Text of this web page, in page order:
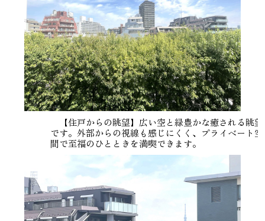
【住戸からの眺望】広い空と緑豊かな癒される眺望
です。外部からの視線も感じにくく、プライベート空
間で至福のひとときを満喫できます。